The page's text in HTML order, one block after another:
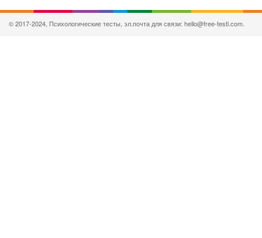
© 2017-2024, Психологические тесты, эл.почта для связи: hello@free-testi.com.